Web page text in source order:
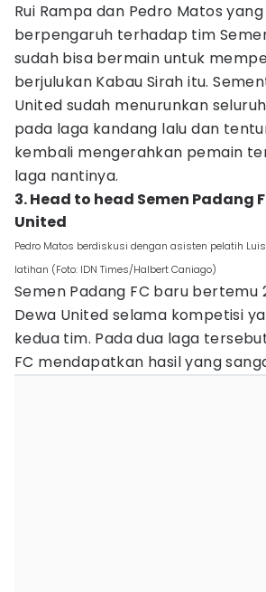
Rui Rampa dan Pedro Matos
berpengaruh terhadap tim
sudah bisa bermain untuk
berjulukan Kabau Sirah itu.
United sudah menurunkan
pada laga kandang lalu dan
kembali mengerahkan pemain
laga nantinya.
3. Head to head Semen Padang
United
Pedro Matos berdiskusi dengan asisten pelatih
latihan (Foto: IDN Times/Halbert Caniago)
Semen Padang FC baru bertemu
Dewa United selama kompetisi
kedua tim. Pada dua laga
FC mendapatkan hasil yang